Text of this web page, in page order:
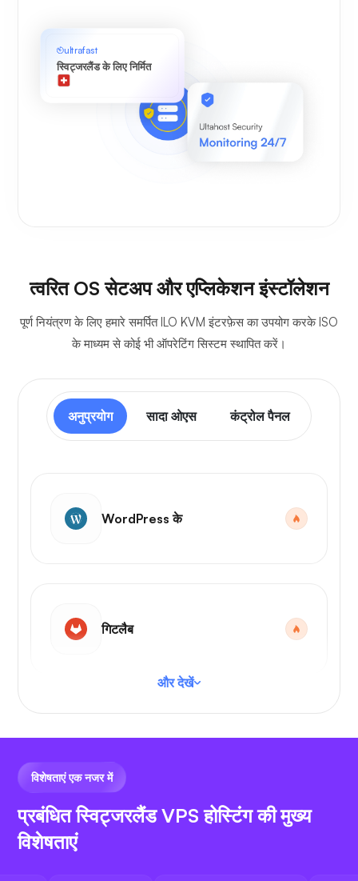
ultrafast
स्विट्जरलैंड के लिए निर्मित
त्वरित OS सेटअप और एप्लिकेशन इंस्टॉलेशन
पूर्ण नियंत्रण के लिए हमारे समर्पित ILO KVM इंटरफ़ेस का उपयोग करके ISO
के माध्यम से कोई भी ऑपरेटिंग सिस्टम स्थापित करें।
अनुप्रयोग सादा ओएस कंट्रोल पैनल
WordPress के
गिटलैब
वीएस कोड
और देखें
विशेषताएं एक नजर में
प्रबंधित स्विट्जरलैंड VPS होस्टिंग की मुख्य
विशेषताएं